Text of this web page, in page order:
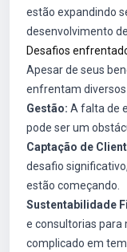
estão expandindo
desenvolvimento
Desafios
Apesar de seus
enfrentam
Gestão: A falta de
pode ser um
Captação de
desafio
estão começando.
Sustentabilidade
e consultorias para
complicado em